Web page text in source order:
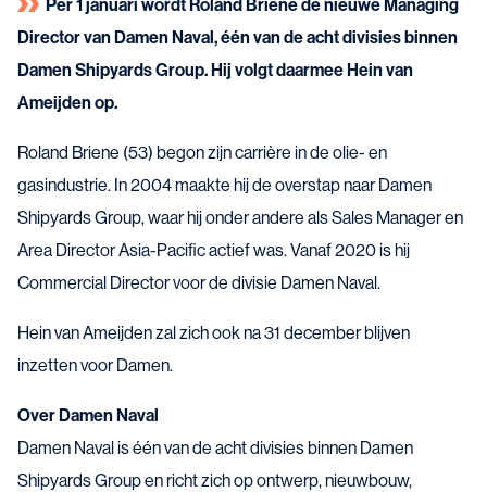
Per 1 januari wordt Roland Briene de nieuwe Managing
Director van Damen Naval, één van de acht divisies binnen
Damen Shipyards Group. Hij volgt daarmee Hein van
Ameijden op.
Roland Briene (53) begon zijn carrière in de olie- en
gasindustrie. In 2004 maakte hij de overstap naar Damen
Shipyards Group, waar hij onder andere als Sales Manager en
Area Director Asia-Pacific actief was. Vanaf 2020 is hij
Commercial Director voor de divisie Damen Naval.
Hein van Ameijden zal zich ook na 31 december blijven
inzetten voor Damen.
Over Damen Naval
Damen Naval is één van de acht divisies binnen Damen
Shipyards Group en richt zich op ontwerp, nieuwbouw,